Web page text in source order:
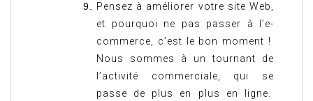
Pensez à améliorer votre site Web,
et pourquoi ne pas passer à l’e-
commerce, c’est le bon moment !
Nous sommes à un tournant de
l’activité commerciale, qui se
passe de plus en plus en ligne.